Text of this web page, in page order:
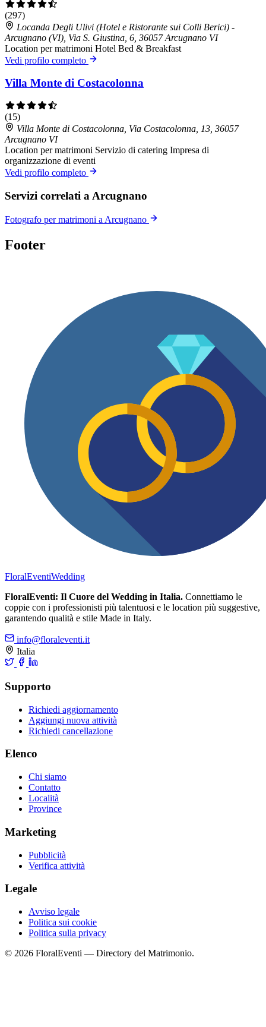
(297)
Locanda Degli Ulivi (Hotel e Ristorante sui Colli Berici) -
Arcugnano (VI), Via S. Giustina, 6, 36057 Arcugnano VI
Location per matrimoni Hotel Bed & Breakfast
Vedi profilo completo
Villa Monte di Costacolonna
(15)
Villa Monte di Costacolonna, Via Costacolonna, 13, 36057
Arcugnano VI
Location per matrimoni Servizio di catering Impresa di
organizzazione di eventi
Vedi profilo completo
Servizi correlati a Arcugnano
Fotografo per matrimoni a Arcugnano
Footer
FloralEventiWedding
FloralEventi: Il Cuore del Wedding in Italia. Connettiamo le
coppie con i professionisti più talentuosi e le location più suggestive,
garantendo qualità e stile Made in Italy.
info@floraleventi.it
Italia
Supporto
Richiedi aggiornamento
Aggiungi nuova attività
Richiedi cancellazione
Elenco
Chi siamo
Contatto
Località
Province
Marketing
Pubblicità
Verifica attività
Legale
Avviso legale
Politica sui cookie
Politica sulla privacy
© 2026 FloralEventi — Directory del Matrimonio.